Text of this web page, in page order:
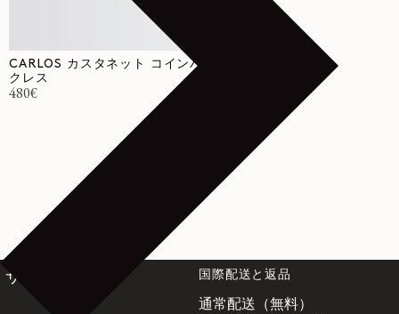
CARLOS カスタネット コインパースネッ
クレス
通常価格
480€
サービス 国際配送と返品
通常配送（無料）